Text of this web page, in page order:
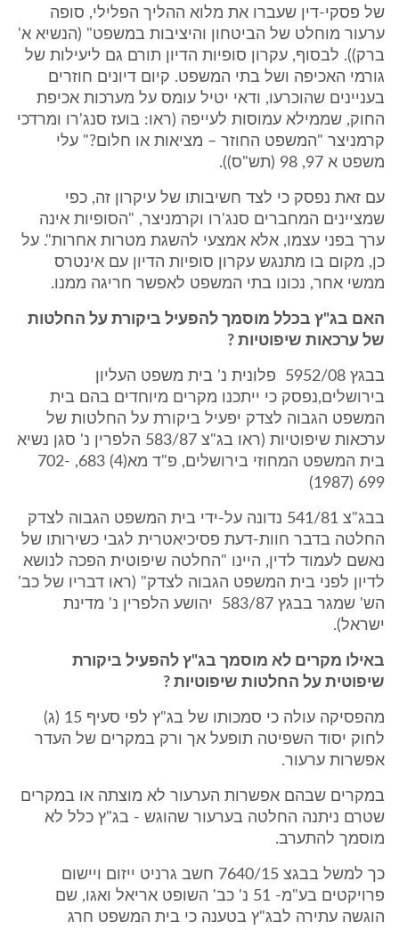
של פסקי-דין שעברו את מלוא ההליך הפלילי, סופה
ערעור מוחלט של הביטחון והיציבות במשפט" (הנשיא א'
ברק)). לבסוף, עקרון סופיות הדיון תורם גם ליעילות של
גורמי האכיפה ושל בתי המשפט. קיום דיונים חוזרים
בעניינים שהוכרעו, ודאי יטיל עומס על מערכות אכיפת
החוק, שממילא עמוסות לעייפה (ראו: בועז סנג'רו ומרדכי
קרמניצר "המשפט החוזר – מציאות או חלום?" עלי
משפט א 97, 98 (תש"ס)).
עם זאת נפסק כי לצד חשיבותו של עיקרון זה, כפי
שמציינים המחברים סנג'רו וקרמניצר, "הסופיות אינה
ערך בפני עצמו, אלא אמצעי להשגת מטרות אחרות". על
כן, מקום בו מתנגש עקרון סופיות הדיון עם אינטרס
ממשי אחר, נכונו בתי המשפט לאפשר חריגה ממנו.
האם בג"ץ בכלל מוסמך להפעיל ביקורת על החלטות
של ערכאות שיפוטיות ?
בבגץ 5952/08 ‏ ‏פלונית נ' בית משפט העליון
בירושלים,נפסק כי ייתכנו מקרים מיוחדים בהם בית
המשפט הגבוה לצדק יפעיל ביקורת על החלטות של
ערכאות שיפוטיות (ראו בג"צ 583/87 הלפרין נ' סגן נשיא
בית המשפט המחוזי בירושלים, פ"ד מא(4) 683, 702-
699 (1987)
בבג"צ 541/81 נדונה על-ידי בית המשפט הגבוה לצדק
החלטה בדבר חוות-דעת פסיכיאטרית לגבי כשירותו של
נאשם לעמוד לדין, היינו "החלטה שיפוטית הפכה לנושא
לדיון לפני בית המשפט הגבוה לצדק" (ראו דבריו של כב'
הש' שמגר בבגץ 583/87‏ ‎ ‎יהושע הלפרין‎ ‎נ' מדינת
ישראל).
באילו מקרים לא מוסמך בג"ץ להפעיל ביקורת
שיפוטית על החלטות שיפוטיות ?
מהפסיקה עולה כי סמכותו של בג"ץ לפי סעיף 15 (ג)
לחוק יסוד השפיטה תופעל אך ורק במקרים של העדר
אפשרות ערעור.
במקרים שבהם אפשרות הערעור לא מוצתה או במקרים
שטרם ניתנה החלטה בערעור שהוגש - בג"ץ כלל לא
מוסמך להתערב.
כך למשל בבגצ 7640/15 חשב גרניט ייזום ויישום
פרויקטים בע"מ- 51 נ' כב' השופט אריאל ואגו, שם
הוגשה עתירה לבג"ץ בטענה כי בית המשפט חרג